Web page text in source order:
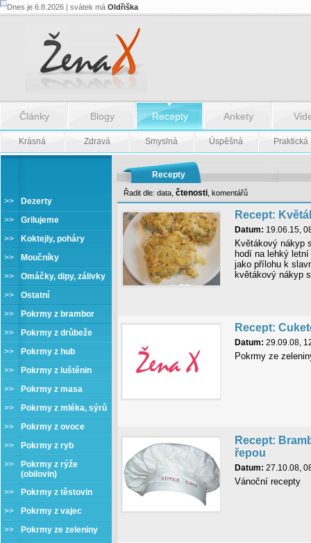
Dnes je 6.8.2026 | svátek má Oldřiška
Články Blogy Recepty Ankety
Krásná Zdravá Smyslná Úspěšná Praktická
>>
Dezerty
>>
Grilujeme
>>
Koktejly, poháry
>>
Moučníky
>>
Omáčky, dipy, zálivky
>>
Ostatní
>>
Pokrmy z brambor
>>
Pokrmy z drůbeže
>>
Pokrmy z hub
>>
Pokrmy z luštěnin
>>
Pokrmy z masa
>>
Pokrmy z mléka, sýrů
>>
Pokrmy z ovoce
>>
Pokrmy z ryb
>>
Pokrmy z rýže
(obilovin)
>>
Pokrmy z těstovin
>>
Pokrmy z vajec
>>
Pokrmy ze zeleniny
Recepty
Řadit dle: data čtenosti komentářů
Recept:
Datum: 19.06.15,
Květákový nákyp
hodí na lehký
jako přílohu k
květákový nákyp
Recept:
Datum: 29.09.08,
Pokrmy ze
Recept:
řepou
Datum: 27.10.08,
Vánoční recepty